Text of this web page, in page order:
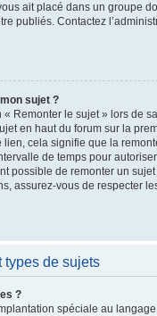
ait placé dans un groupe
publiés. Contactez
sujet ?
« Remonter le sujet » lors de
en haut du forum sur la
lien, cela signifie que la
de temps pour
possible de remonter un
assurez-vous de respecter
types de sujets
?
spéciale au